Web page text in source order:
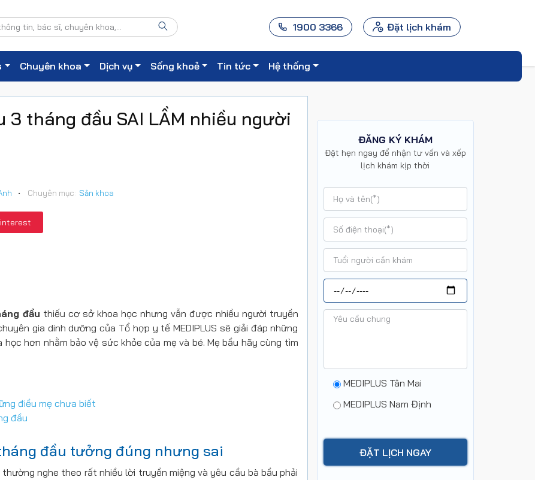
1900 3366 Đặt lịch khám
Chuyên khoa Dịch vụ Sống khoẻ Tin tức Hệ thống
3 tháng đầu SAI LẦM nhiều người
• Chuyên mục: Sản khoa
đầu thiếu cơ sở khoa học nhưng vẫn được nhiều người truyền
gia dinh dưỡng của Tổ hợp y tế MEDIPLUS sẽ giải đáp những
hơn nhằm bảo vệ sức khỏe của mẹ và bé. Mẹ bầu hãy cùng tìm
điều mẹ chưa biết
đầu
đầu tưởng đúng nhưng sai
nghe theo rất nhiều lời truyền miệng và yêu cầu bà bầu phải
ĐĂNG KÝ KHÁM
Đặt hẹn ngay để nhận tư vấn và xếp
lịch khám kịp thời
MEDIPLUS Tân Mai
MEDIPLUS Nam Định